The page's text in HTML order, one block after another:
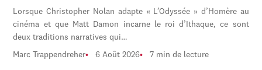
Lorsque Christopher Nolan adapte « L’Odyssée » d’Homère au
cinéma et que Matt Damon incarne le roi d’Ithaque, ce sont
deux traditions narratives qui…
Marc Trappendreher 6 Août 2026 7 min de lecture